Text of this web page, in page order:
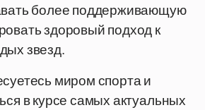
более поддерживающую
здоровый подход к
звезд.
миром спорта и
в курсе самых актуальных